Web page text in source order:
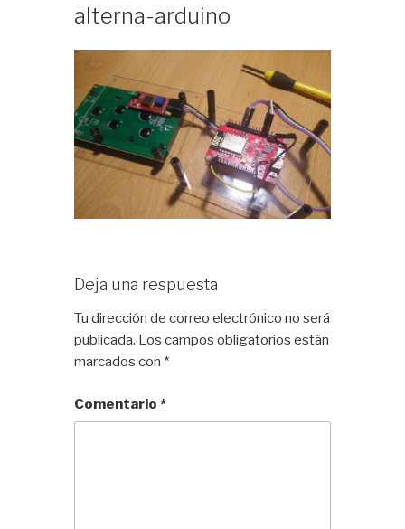
alterna-arduino
Deja una respuesta
Tu dirección de correo electrónico no será
publicada. Los campos obligatorios están
marcados con *
Comentario*